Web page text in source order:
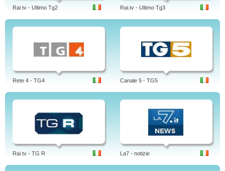
Rai tv - Ultimo Tg2 Rai.tv - Ultimo Tg3
Rete 4 - TG4 Canale 5 - TG5
Rai tv - TG R La7 - notizie